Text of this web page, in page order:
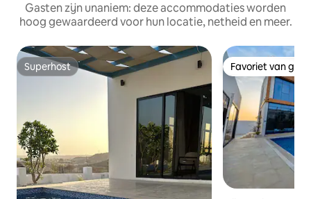
Gasten zijn unaniem: deze accommodaties worden
hoog gewaardeerd voor hun locatie, netheid en meer.
Superhost
Superhost Favoriet van
Favoriet van